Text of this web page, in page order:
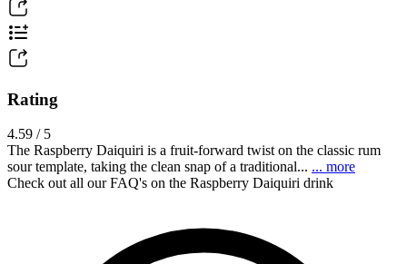
Rating
4.59 / 5
The Raspberry Daiquiri is a fruit-forward twist on the classic rum
sour template, taking the clean snap of a traditional... ... more
Check out all our FAQ's on the Raspberry Daiquiri drink